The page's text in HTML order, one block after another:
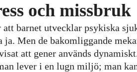
och missbruk
barnet utvecklar psykiska
Men de bakomliggande
att gener används
lever i en lugn miljö; man